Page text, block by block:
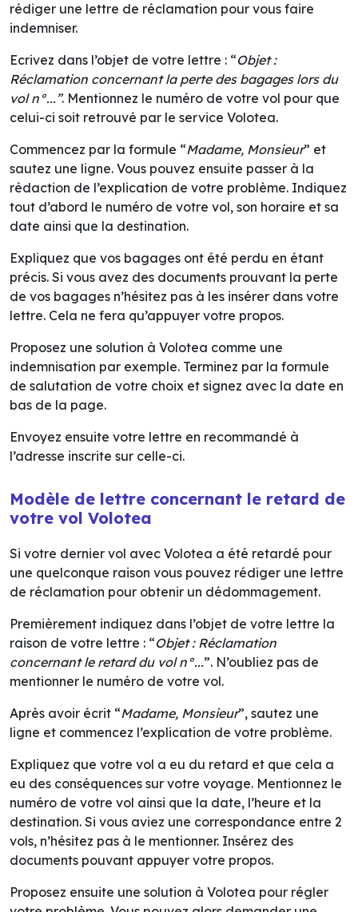
rédiger une lettre de réclamation pour vous faire
indemniser.
Ecrivez dans l’objet de votre lettre : “Objet :
Réclamation concernant la perte des bagages lors du
vol n°...”. Mentionnez le numéro de votre vol pour que
celui-ci soit retrouvé par le service Volotea.
Commencez par la formule “Madame, Monsieur” et
sautez une ligne. Vous pouvez ensuite passer à la
rédaction de l’explication de votre problème. Indiquez
tout d’abord le numéro de votre vol, son horaire et sa
date ainsi que la destination.
Expliquez que vos bagages ont été perdu en étant
précis. Si vous avez des documents prouvant la perte
de vos bagages n’hésitez pas à les insérer dans votre
lettre. Cela ne fera qu’appuyer votre propos.
Proposez une solution à Volotea comme une
indemnisation par exemple. Terminez par la formule
de salutation de votre choix et signez avec la date en
bas de la page.
Envoyez ensuite votre lettre en recommandé à
l’adresse inscrite sur celle-ci.
Modèle de lettre concernant le retard de
votre vol Volotea
Si votre dernier vol avec Volotea a été retardé pour
une quelconque raison vous pouvez rédiger une lettre
de réclamation pour obtenir un dédommagement.
Premièrement indiquez dans l’objet de votre lettre la
raison de votre lettre : “Objet : Réclamation
concernant le retard du vol n°...”. N’oubliez pas de
mentionner le numéro de votre vol.
Après avoir écrit “Madame, Monsieur”, sautez une
ligne et commencez l’explication de votre problème.
Expliquez que votre vol a eu du retard et que cela a
eu des conséquences sur votre voyage. Mentionnez le
numéro de votre vol ainsi que la date, l’heure et la
destination. Si vous aviez une correspondance entre 2
vols, n’hésitez pas à le mentionner. Insérez des
documents pouvant appuyer votre propos.
Proposez ensuite une solution à Volotea pour régler